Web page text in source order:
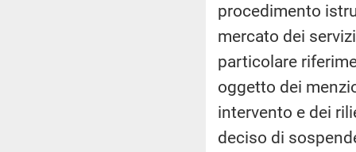
procedimento
mercato dei
particolare
oggetto dei
intervento e dei
deciso di